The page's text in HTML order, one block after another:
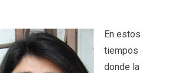
En estos
tiempos
donde la